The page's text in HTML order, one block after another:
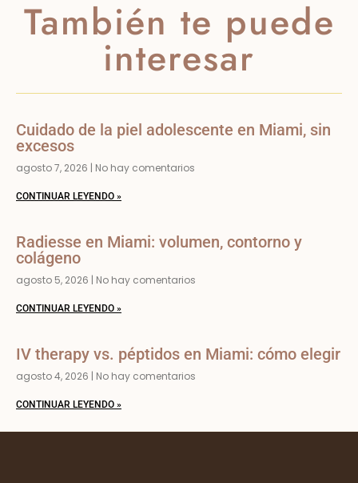
También te puede
interesar
Cuidado de la piel adolescente en Miami, sin
excesos
agosto 7, 2026 No hay comentarios
CONTINUAR LEYENDO »
Radiesse en Miami: volumen, contorno y
colágeno
agosto 5, 2026 No hay comentarios
CONTINUAR LEYENDO »
IV therapy vs. péptidos en Miami: cómo elegir
agosto 4, 2026 No hay comentarios
CONTINUAR LEYENDO »